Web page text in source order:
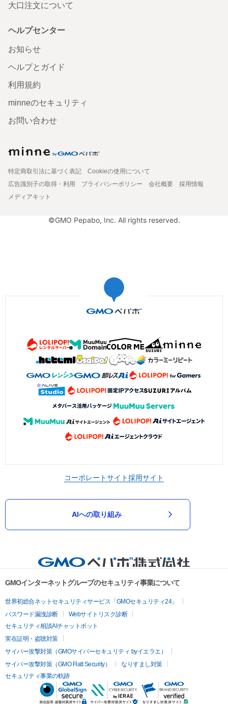
大口注文について
ヘルプセンター
お知らせ
ヘルプとガイド
利用規約
minneのセキュリティ
お問い合わせ
特定商取引法に基づく表記
Cookieの使用について
広告識別子の取得・利用
プライバシーポリシー 会社概要
採用情報
メディアキット
©GMO Pepabo, Inc. All rights reserved.
コーポレートサイト採用サイト
AIへの取り組み
GMOインターネットグループのセキュリティ事業について
世界初総合ネットセキュリティサービス「GMOセキュリティ24」
パスワード漏洩診断
Webサイトリスク診断
セキュリティ相談AIチャットボット
実在証明・盗聴対策
サイバー攻撃対策（GMOサイバーセキュリティ byイエラエ）
サイバー攻撃対策（GMO Flatt Security）
なりすまし対策
セキュリティ事業の軌跡